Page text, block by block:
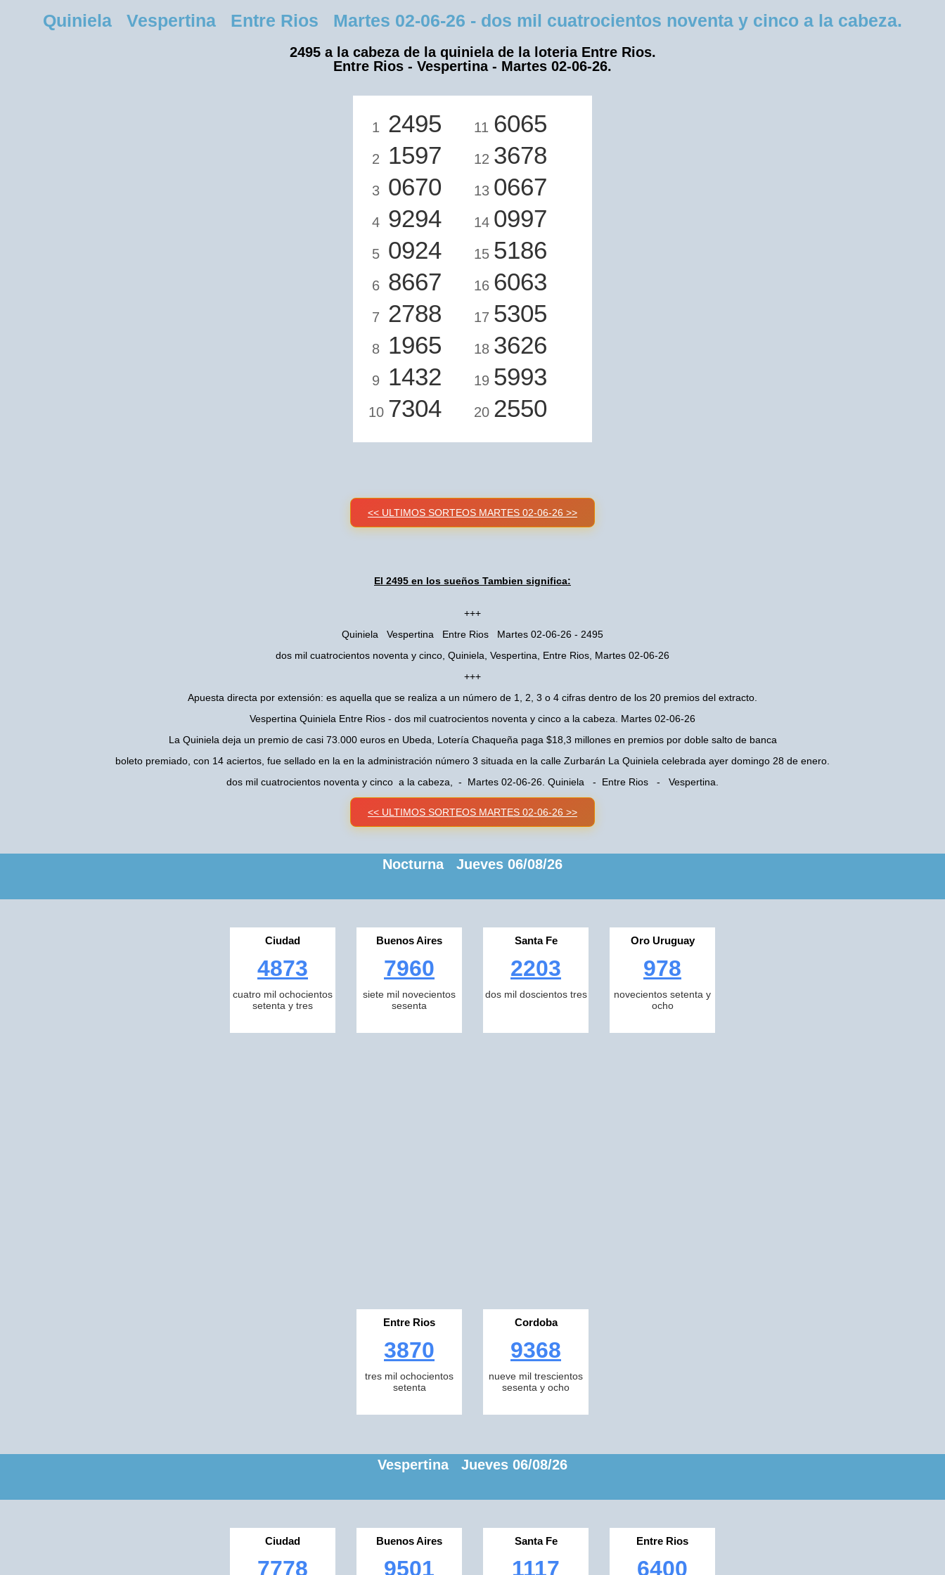
Quiniela Vespertina Entre Rios Martes 02-06-26 - dos mil cuatrocientos noventa y cinco a la cabeza.
2495 a la cabeza de la quiniela de la loteria Entre Rios.
Entre Rios - Vespertina - Martes 02-06-26.
1 2495
2 1597
3 0670
4 9294
5 0924
6 8667
7 2788
8 1965
9 1432
10 7304
11 6065
12 3678
13 0667
14 0997
15 5186
16 6063
17 5305
18 3626
19 5993
20 2550
<< ULTIMOS SORTEOS MARTES 02-06-26 >>
El 2495 en los sueños Tambien significa:
+++
Quiniela Vespertina Entre Rios Martes 02-06-26 - 2495
dos mil cuatrocientos noventa y cinco, Quiniela, Vespertina, Entre Rios, Martes 02-06-26
+++
Apuesta directa por extensión: es aquella que se realiza a un número de 1, 2, 3 o 4 cifras dentro de los 20 premios del extracto.
Vespertina Quiniela Entre Rios - dos mil cuatrocientos noventa y cinco a la cabeza. Martes 02-06-26
La Quiniela deja un premio de casi 73.000 euros en Ubeda, Lotería Chaqueña paga $18,3 millones en premios por doble salto de banca
boleto premiado, con 14 aciertos, fue sellado en la en la administración número 3 situada en la calle Zurbarán La Quiniela celebrada ayer domingo 28 de enero.
dos mil cuatrocientos noventa y cinco a la cabeza, - Martes 02-06-26. Quiniela - Entre Rios - Vespertina.
<< ULTIMOS SORTEOS MARTES 02-06-26 >>
Nocturna Jueves 06/08/26
Ciudad
4873
cuatro mil ochocientos
setenta y tres
Buenos Aires
7960
siete mil novecientos
sesenta
Santa Fe
2203
dos mil doscientos tres
Oro Uruguay
978
novecientos setenta y
ocho
Entre Rios
3870
tres mil ochocientos
setenta
Cordoba
9368
nueve mil trescientos
sesenta y ocho
Vespertina Jueves 06/08/26
Ciudad
7778
Buenos Aires
9501
Santa Fe
1117
Entre Rios
6400